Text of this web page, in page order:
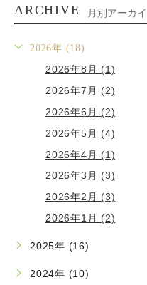
ARCHIVE 月別アーカ
2026年 (18)
2026年8月 (1)
2026年7月 (2)
2026年6月 (2)
2026年5月 (4)
2026年4月 (1)
2026年3月 (3)
2026年2月 (3)
2026年1月 (2)
2025年 (16)
2024年 (10)